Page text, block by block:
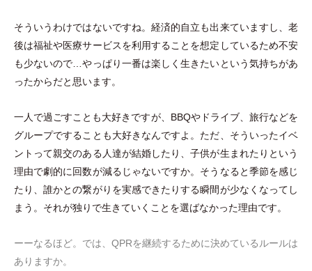
そういうわけではないですね。経済的自立も出来ていますし、老
後は福祉や医療サービスを利用することを想定しているため不安
も少ないので…やっぱり一番は楽しく生きたいという気持ちがあ
ったからだと思います。
一人で過ごすことも大好きですが、BBQやドライブ、旅行などを
グループですることも大好きなんですよ。ただ、そういったイベ
ントって親交のある人達が結婚したり、子供が生まれたりという
理由で劇的に回数が減るじゃないですか。そうなると季節を感じ
たり、誰かとの繋がりを実感できたりする瞬間が少なくなってし
まう。それが独りで生きていくことを選ばなかった理由です。
ーーなるほど。では、QPRを継続するために決めているルールは
ありますか。